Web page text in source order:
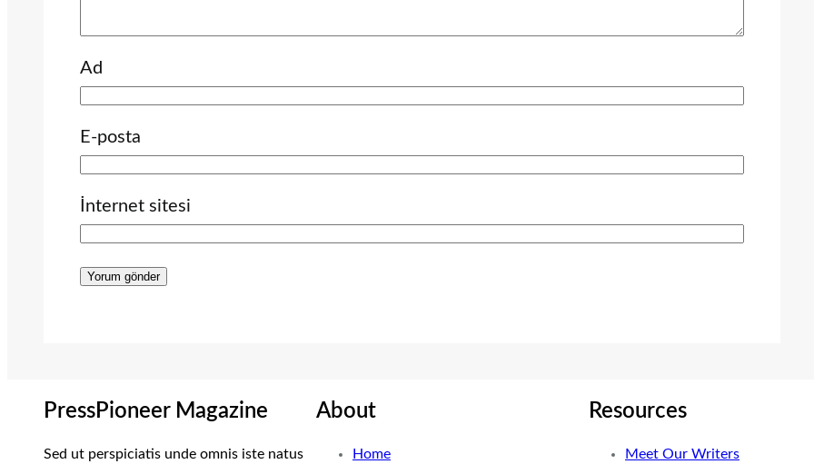
Ad
E-posta
İnternet sitesi
PressPioneer Magazine
Sed ut perspiciatis unde omnis iste natus
About
Home
Resources
Meet Our Writers